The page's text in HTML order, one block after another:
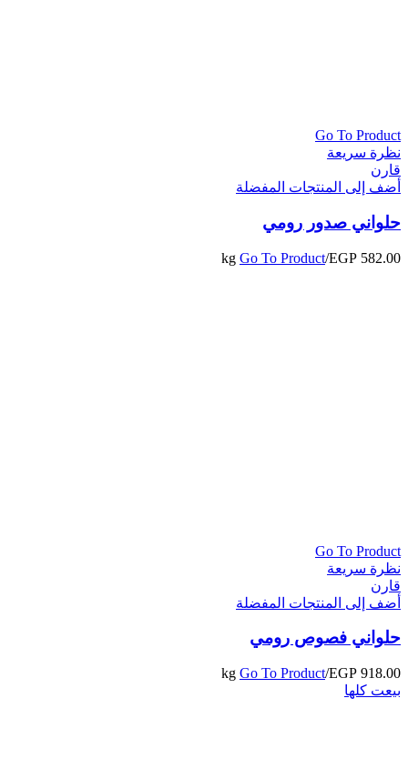
Go To Product
نظرة سريعة
قارن
أضف إلى المنتجات المفضلة
حلواني صدور رومي
EGP 582.00
/kg
Go To Product
Go To Product
نظرة سريعة
قارن
أضف إلى المنتجات المفضلة
حلواني فصوص رومي
EGP 918.00
/kg
Go To Product
بيعت كلها